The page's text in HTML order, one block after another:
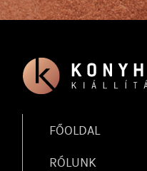
FŐOLDAL
RÓLUNK